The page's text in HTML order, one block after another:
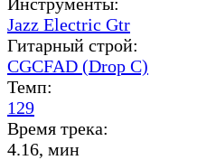
Jazz Electric Gtr
Гитарный строй:
CGCFAD (Drop C)
Темп:
129
Время трека:
4.16, мин